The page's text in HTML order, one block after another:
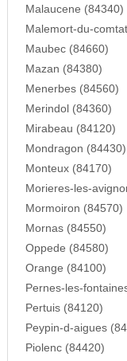
Malaucene (84340)
Malemort-du-
Maubec (84660)
Mazan (84380)
Menerbes (84560)
Merindol (84360)
Mirabeau (84120)
Mondragon (84430)
Monteux (84170)
Morieres-les-
Mormoiron (84570)
Mornas (84550)
Oppede (84580)
Orange (84100)
Pernes-les-
Pertuis (84120)
Peypin-d-aigues
Piolenc (84420)